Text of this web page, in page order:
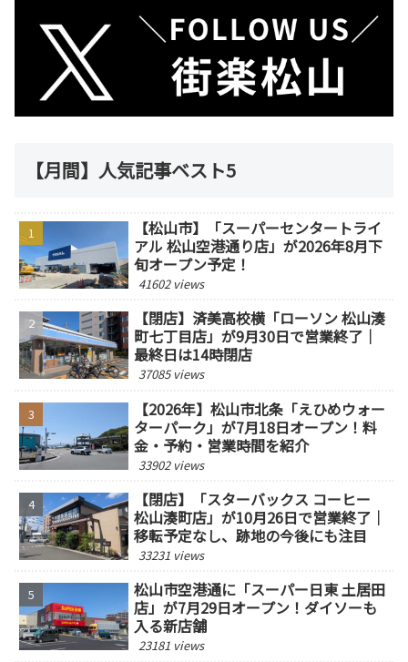
【月間】人気記事ベスト5
【松山市】「スーパーセンタートライ
アル 松山空港通り店」が2026年8月下
旬オープン予定！
41602 views
【閉店】済美高校横「ローソン 松山湊
町七丁目店」が9月30日で営業終了｜
最終日は14時閉店
37085 views
【2026年】松山市北条「えひめウォー
ターパーク」が7月18日オープン！料
金・予約・営業時間を紹介
33902 views
【閉店】「スターバックス コーヒー
松山湊町店」が10月26日で営業終了｜
移転予定なし、跡地の今後にも注目
33231 views
松山市空港通に「スーパー日東 土居田
店」が7月29日オープン！ダイソーも
入る新店舗
23181 views